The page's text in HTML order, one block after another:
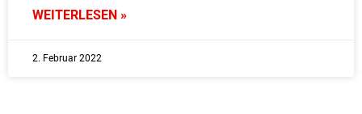
WEITERLESEN »
2. Februar 2022